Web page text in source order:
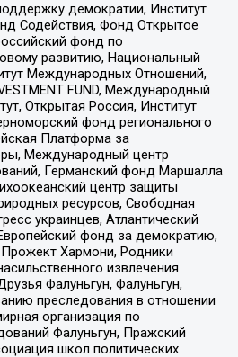
демократии, Институт
Содействия, Фонд Открытое
фонд по
развитию, Национальный
Международных Отношений,
FUND, Международный
Открытая Россия, Институт
фонд регионального
Платформа за
Международный центр
Германский фонд Маршалла
центр защиты
ресурсов, Свободная
украинцев, Атлантический
фонд за демократию,
Хармони, Родники
извлечения
Фалуньгун, Фалуньгун,
преследования в отношении
организация по
Фалуньгун, Пражский
школ политических